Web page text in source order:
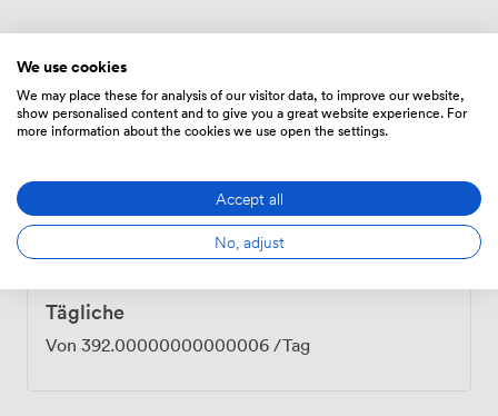
Preise
56.00000000000001/Stunde
Tägliche
Von 392.00000000000006 /Tag
We use cookies
We may place these for analysis of our visitor data, to improve our website,
show personalised content and to give you a great website experience. For
more information about the cookies we use open the settings.
Accept all
No, adjust